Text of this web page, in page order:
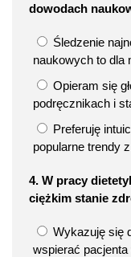
dowodach
Śledzenie
naukowych to dla
Opieram się
podręcznikach i
Preferuję
popularne trendy
4. W pracy
ciężkim stanie
Wykazuję się
wspierać